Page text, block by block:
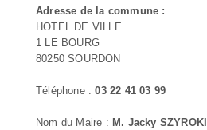
Adresse de la commune :
HOTEL DE VILLE
1 LE BOURG
80250 SOURDON
Téléphone :03 22 41 03 99
Nom du Maire : M. Jacky SZYROKI